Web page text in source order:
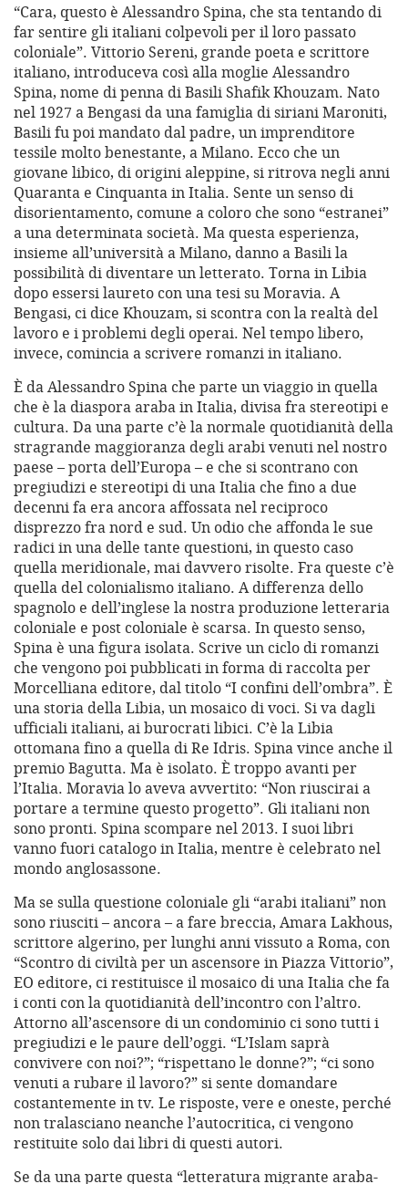
“Cara, questo è Alessandro Spina, che sta tentando di
far sentire gli italiani colpevoli per il loro passato
coloniale”. Vittorio Sereni, grande poeta e scrittore
italiano, introduceva così alla moglie Alessandro
Spina, nome di penna di Basili Shafik Khouzam. Nato
nel 1927 a Bengasi da una famiglia di siriani Maroniti,
Basili fu poi mandato dal padre, un imprenditore
tessile molto benestante, a Milano. Ecco che un
giovane libico, di origini aleppine, si ritrova negli anni
Quaranta e Cinquanta in Italia. Sente un senso di
disorientamento, comune a coloro che sono “estranei”
a una determinata società. Ma questa esperienza,
insieme all’università a Milano, danno a Basili la
possibilità di diventare un letterato. Torna in Libia
dopo essersi laureto con una tesi su Moravia. A
Bengasi, ci dice Khouzam, si scontra con la realtà del
lavoro e i problemi degli operai. Nel tempo libero,
invece, comincia a scrivere romanzi in italiano.
È da Alessandro Spina che parte un viaggio in quella
che è la diaspora araba in Italia, divisa fra stereotipi e
cultura. Da una parte c’è la normale quotidianità della
stragrande maggioranza degli arabi venuti nel nostro
paese – porta dell’Europa – e che si scontrano con
pregiudizi e stereotipi di una Italia che fino a due
decenni fa era ancora affossata nel reciproco
disprezzo fra nord e sud. Un odio che affonda le sue
radici in una delle tante questioni, in questo caso
quella meridionale, mai davvero risolte. Fra queste c’è
quella del colonialismo italiano. A differenza dello
spagnolo e dell’inglese la nostra produzione letteraria
coloniale e post coloniale è scarsa. In questo senso,
Spina è una figura isolata. Scrive un ciclo di romanzi
che vengono poi pubblicati in forma di raccolta per
Morcelliana editore, dal titolo “I confini dell’ombra”. È
una storia della Libia, un mosaico di voci. Si va dagli
ufficiali italiani, ai burocrati libici. C’è la Libia
ottomana fino a quella di Re Idris. Spina vince anche il
premio Bagutta. Ma è isolato. È troppo avanti per
l’Italia. Moravia lo aveva avvertito: “Non riuscirai a
portare a termine questo progetto”. Gli italiani non
sono pronti. Spina scompare nel 2013. I suoi libri
vanno fuori catalogo in Italia, mentre è celebrato nel
mondo anglosassone.
Ma se sulla questione coloniale gli “arabi italiani” non
sono riusciti – ancora – a fare breccia, Amara Lakhous,
scrittore algerino, per lunghi anni vissuto a Roma, con
“Scontro di civiltà per un ascensore in Piazza Vittorio”,
EO editore, ci restituisce il mosaico di una Italia che fa
i conti con la quotidianità dell’incontro con l’altro.
Attorno all’ascensore di un condominio ci sono tutti i
pregiudizi e le paure dell’oggi. “L’Islam saprà
convivere con noi?”; “rispettano le donne?”; “ci sono
venuti a rubare il lavoro?” si sente domandare
costantemente in tv. Le risposte, vere e oneste, perché
non tralasciano neanche l’autocritica, ci vengono
restituite solo dai libri di questi autori.
Se da una parte questa “letteratura migrante araba-